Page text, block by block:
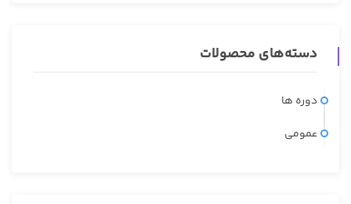
دسته‌های محصولات
دوره ها
عمومی